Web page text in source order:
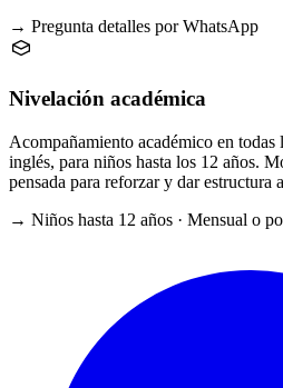
→ Pregunta detalles por WhatsApp
Nivelación académica
Acompañamiento académico en todas
inglés, para niños hasta los 12 años.
pensada para reforzar y dar estructura
→ Niños hasta 12 años · Mensual o